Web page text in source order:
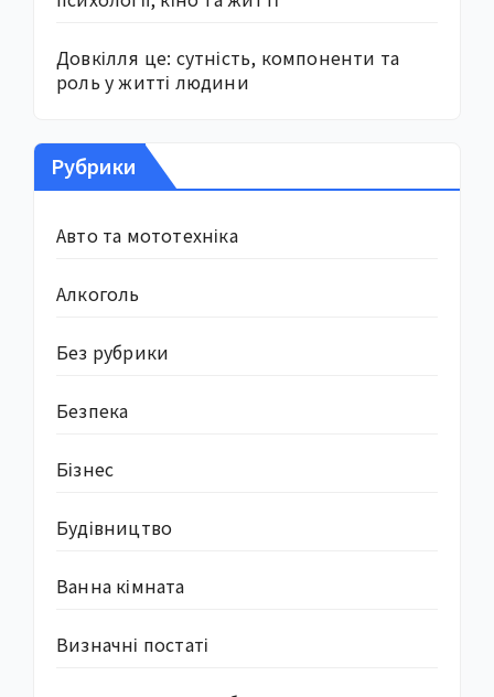
Довкілля це: сутність, компоненти та
роль у житті людини
Рубрики
Авто та мототехніка
Алкоголь
Без рубрики
Безпека
Бізнес
Будівництво
Ванна кімната
Визначні постаті